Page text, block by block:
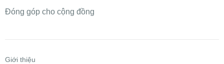
Đóng góp cho cộng đồng
Giới thiệu